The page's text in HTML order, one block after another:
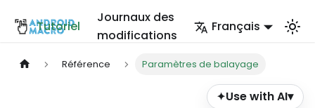
Tutoriel
Journaux des
modifications
Français
Référence Paramètres de balayage
✦Use with AI▾